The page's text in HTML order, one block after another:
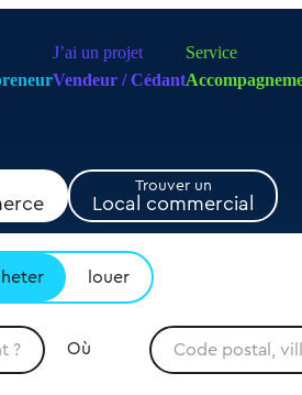
J’ai un projet
Vendeur / Cédant
Service
Trouver un
Local commercial
louer
Où